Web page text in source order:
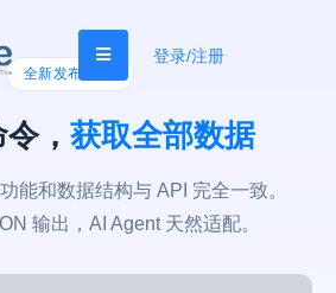
登录/注册
全新发布 v1.0
， 获取全部数据
能和数据结构与 API 完全一致。
输出，AI Agent 天然适配。